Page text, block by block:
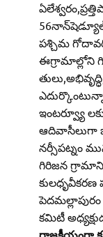
పశ్చిమ
ఈగ్రామాల్లోని
ఇంటర్వ్యూ
ఆదివాసీలుగా
నర్సీపట్నం
గిరిజన
కమిటీ